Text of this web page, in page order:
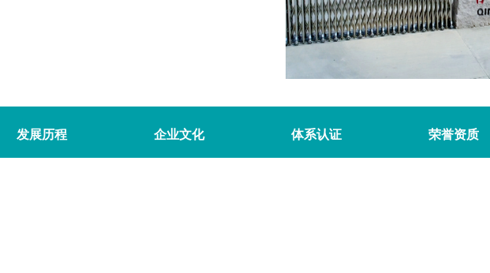
发展历程 企业文化 体系认证 荣誉资质